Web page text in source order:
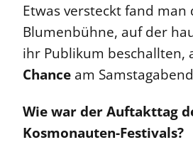
Etwas versteckt fand man
Blumenbühne, auf der
ihr Publikum beschallten,
Chance am
Wie war der Auftakttag
Kosmonauten-Festivals?